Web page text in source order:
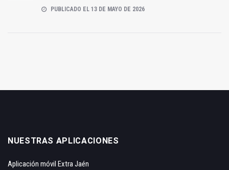
PUBLICADO EL 13 DE MAYO DE 2026
NUESTRAS APLICACIONES
Aplicación móvil Extra Jaén